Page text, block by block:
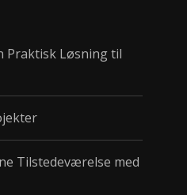
Praktisk Løsning til
Tilstedeværelse med